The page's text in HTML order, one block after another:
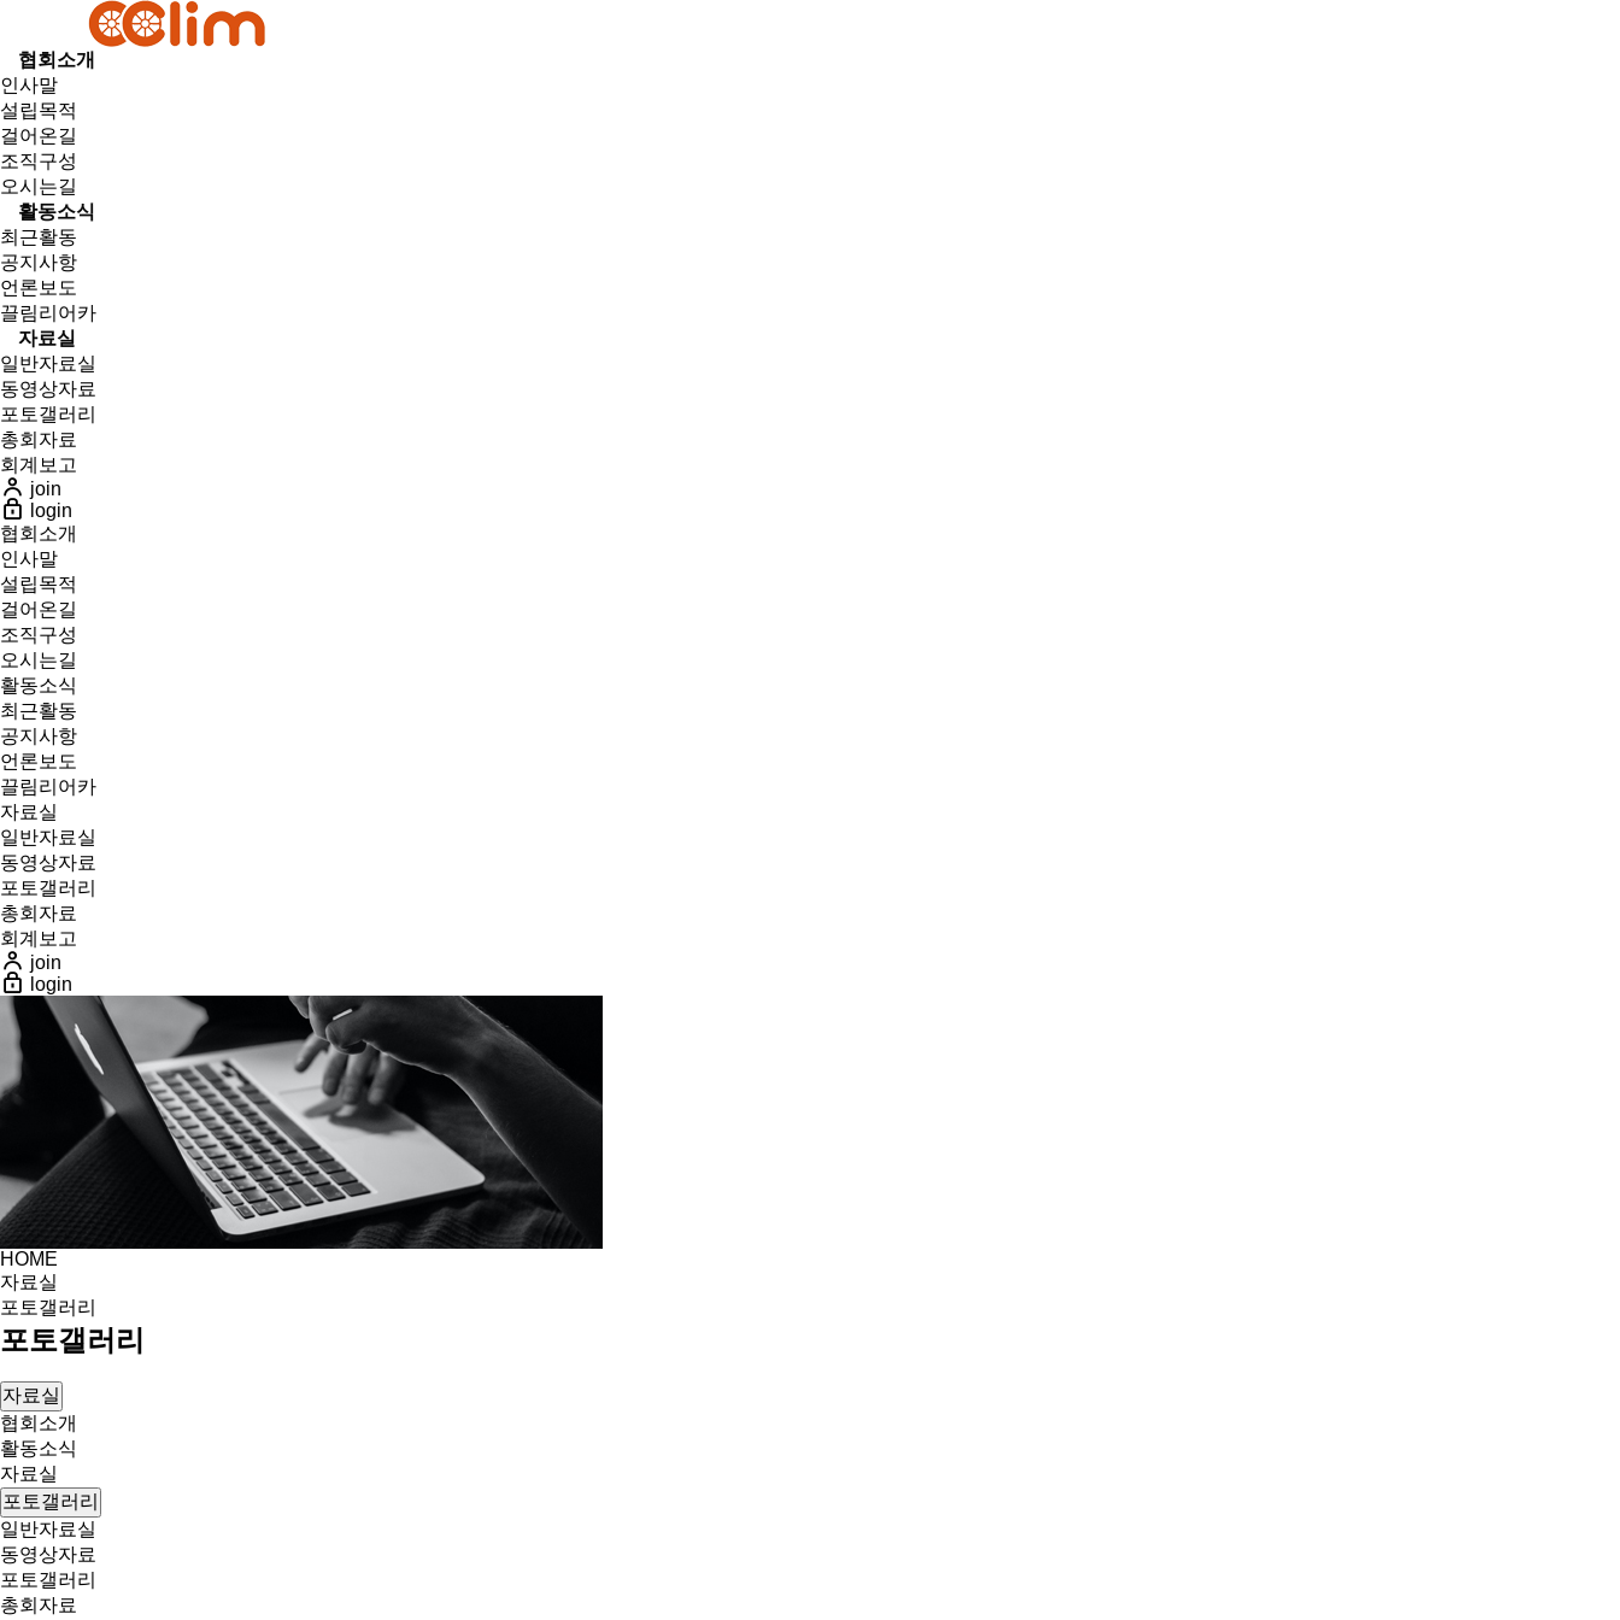
협회소개
인사말
설립목적
걸어온길
조직구성
오시는길
활동소식
최근활동
공지사항
언론보도
끌림리어카
자료실
일반자료실
동영상자료
포토갤러리
총회자료
회계보고
join
login
협회소개
인사말
설립목적
걸어온길
조직구성
오시는길
활동소식
최근활동
공지사항
언론보도
끌림리어카
자료실
일반자료실
동영상자료
포토갤러리
총회자료
회계보고
join
login
HOME
자료실
포토갤러리
포토갤러리
자료실
협회소개
활동소식
자료실
포토갤러리
일반자료실
동영상자료
포토갤러리
총회자료